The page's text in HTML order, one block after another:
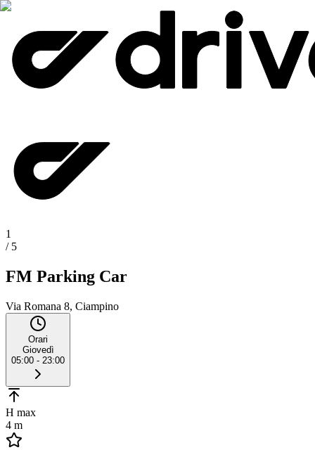
1
/ 5
FM Parking Car
Via Romana 8, Ciampino
Orari
Giovedì
05:00 - 23:00
H max
4 m